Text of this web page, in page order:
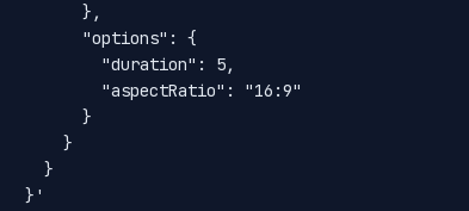
        },
        "options": {
          "duration": 5,
          "aspectRatio": "16:9"
        }
      }
    }
  }'